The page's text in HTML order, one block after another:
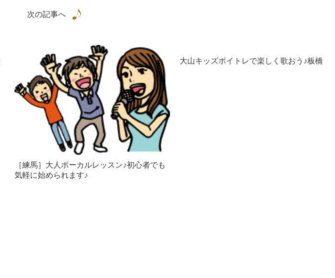
次の記事へ
［練馬］大人ボーカルレッスン♪初心者でも
気軽に始められます♪
大山キッズボイトレで楽しく歌おう♪板橋